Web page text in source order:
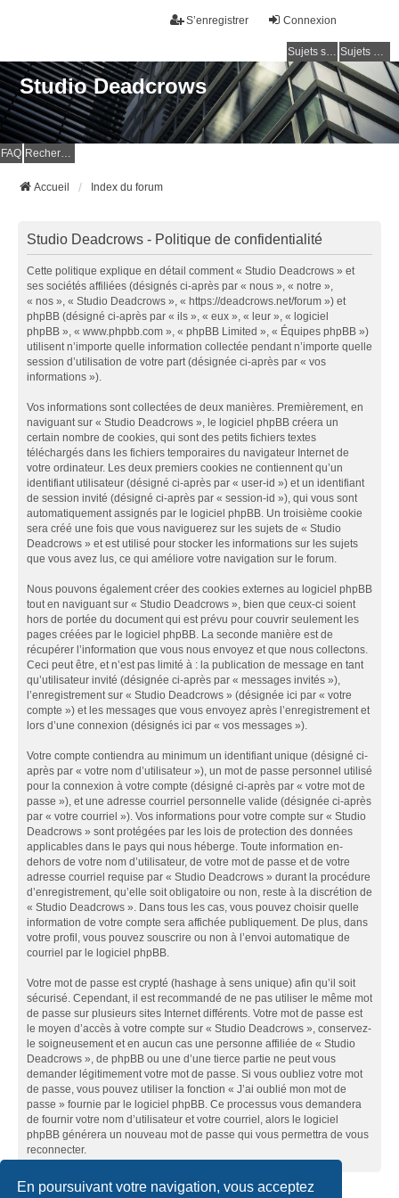
En poursuivant votre navigation, vous acceptez
Connexion
S’enregistrer
Sujets sans réponse Sujets actifs
Studio Deadcrows
FAQ Rechercher
Accueil Index du forum
Studio Deadcrows - Politique de confidentialité
Cette politique explique en détail comment « Studio Deadcrows » et
ses sociétés affiliées (désignés ci-après par « nous », « notre »,
« nos », « Studio Deadcrows », « https://deadcrows.net/forum ») et
phpBB (désigné ci-après par « ils », « eux », « leur », « logiciel
phpBB », « www.phpbb.com », « phpBB Limited », « Équipes phpBB »)
utilisent n’importe quelle information collectée pendant n’importe quelle
session d’utilisation de votre part (désignée ci-après par « vos
informations »).
Vos informations sont collectées de deux manières. Premièrement, en
naviguant sur « Studio Deadcrows », le logiciel phpBB créera un
certain nombre de cookies, qui sont des petits fichiers textes
téléchargés dans les fichiers temporaires du navigateur Internet de
votre ordinateur. Les deux premiers cookies ne contiennent qu’un
identifiant utilisateur (désigné ci-après par « user-id ») et un identifiant
de session invité (désigné ci-après par « session-id »), qui vous sont
automatiquement assignés par le logiciel phpBB. Un troisième cookie
sera créé une fois que vous naviguerez sur les sujets de « Studio
Deadcrows » et est utilisé pour stocker les informations sur les sujets
que vous avez lus, ce qui améliore votre navigation sur le forum.
Nous pouvons également créer des cookies externes au logiciel phpBB
tout en naviguant sur « Studio Deadcrows », bien que ceux-ci soient
hors de portée du document qui est prévu pour couvrir seulement les
pages créées par le logiciel phpBB. La seconde manière est de
récupérer l’information que vous nous envoyez et que nous collectons.
Ceci peut être, et n’est pas limité à : la publication de message en tant
qu’utilisateur invité (désignée ci-après par « messages invités »),
l’enregistrement sur « Studio Deadcrows » (désignée ici par « votre
compte ») et les messages que vous envoyez après l’enregistrement et
lors d’une connexion (désignés ici par « vos messages »).
Votre compte contiendra au minimum un identifiant unique (désigné ci-
après par « votre nom d’utilisateur »), un mot de passe personnel utilisé
pour la connexion à votre compte (désigné ci-après par « votre mot de
passe »), et une adresse courriel personnelle valide (désignée ci-après
par « votre courriel »). Vos informations pour votre compte sur « Studio
Deadcrows » sont protégées par les lois de protection des données
applicables dans le pays qui nous héberge. Toute information en-
dehors de votre nom d’utilisateur, de votre mot de passe et de votre
adresse courriel requise par « Studio Deadcrows » durant la procédure
d’enregistrement, qu’elle soit obligatoire ou non, reste à la discrétion de
« Studio Deadcrows ». Dans tous les cas, vous pouvez choisir quelle
information de votre compte sera affichée publiquement. De plus, dans
votre profil, vous pouvez souscrire ou non à l’envoi automatique de
courriel par le logiciel phpBB.
Votre mot de passe est crypté (hashage à sens unique) afin qu’il soit
sécurisé. Cependant, il est recommandé de ne pas utiliser le même mot
de passe sur plusieurs sites Internet différents. Votre mot de passe est
le moyen d’accès à votre compte sur « Studio Deadcrows », conservez-
le soigneusement et en aucun cas une personne affiliée de « Studio
Deadcrows », de phpBB ou une d’une tierce partie ne peut vous
demander légitimement votre mot de passe. Si vous oubliez votre mot
de passe, vous pouvez utiliser la fonction « J’ai oublié mon mot de
passe » fournie par le logiciel phpBB. Ce processus vous demandera
de fournir votre nom d’utilisateur et votre courriel, alors le logiciel
phpBB générera un nouveau mot de passe qui vous permettra de vous
reconnecter.